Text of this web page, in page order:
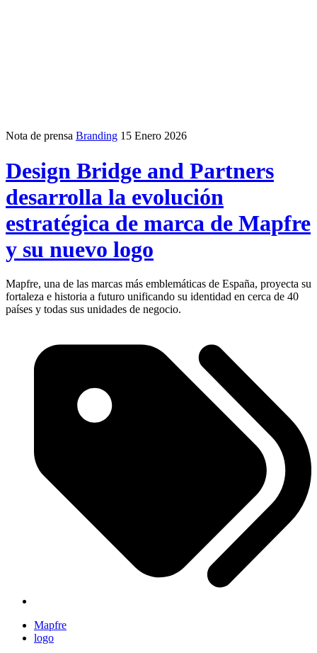
Nota de prensa Branding 15 Enero 2026
Design Bridge and Partners
desarrolla la evolución
estratégica de marca de Mapfre
y su nuevo logo
Mapfre, una de las marcas más emblemáticas de España, proyecta su
fortaleza e historia a futuro unificando su identidad en cerca de 40
países y todas sus unidades de negocio.
Mapfre
logo